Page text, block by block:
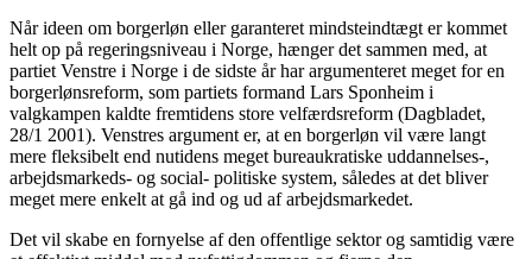
Når ideen om borgerløn eller garanteret mindsteindtægt er kommet
helt op på regeringsniveau i Norge, hænger det sammen med, at
partiet Venstre i Norge i de sidste år har argumenteret meget for en
borgerlønsreform, som partiets formand Lars Sponheim i
valgkampen kaldte fremtidens store velfærdsreform (Dagbladet,
28/1 2001). Venstres argument er, at en borgerløn vil være langt
mere fleksibelt end nutidens meget bureaukratiske uddannelses-,
arbejdsmarkeds- og social- politiske system, således at det bliver
meget mere enkelt at gå ind og ud af arbejdsmarkedet.
Det vil skabe en fornyelse af den offentlige sektor og samtidig være